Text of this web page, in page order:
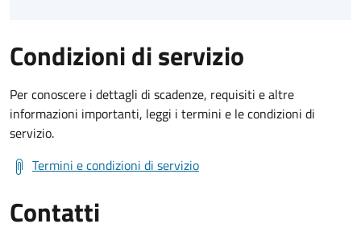
Condizioni di servizio
Per conoscere i dettagli di scadenze, requisiti e altre
informazioni importanti, leggi i termini e le condizioni di
servizio.
Termini e condizioni di servizio
Contatti